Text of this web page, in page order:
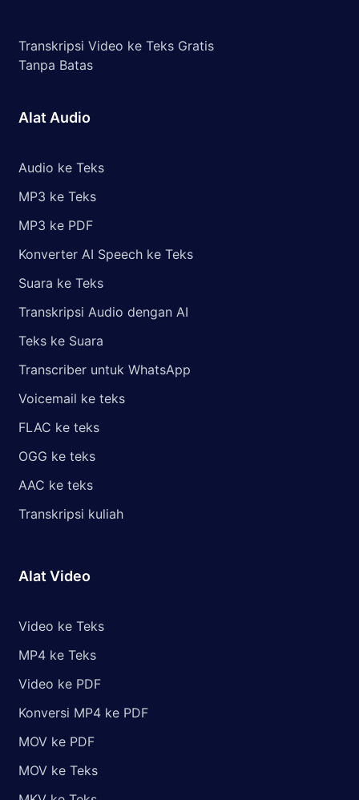
Transkripsi Video ke Teks Gratis
Tanpa Batas
Alat Audio
Audio ke Teks
MP3 ke Teks
MP3 ke PDF
Konverter AI Speech ke Teks
Suara ke Teks
Transkripsi Audio dengan AI
Teks ke Suara
Transcriber untuk WhatsApp
Voicemail ke teks
FLAC ke teks
OGG ke teks
AAC ke teks
Transkripsi kuliah
Alat Video
Video ke Teks
MP4 ke Teks
Video ke PDF
Konversi MP4 ke PDF
MOV ke PDF
MOV ke Teks